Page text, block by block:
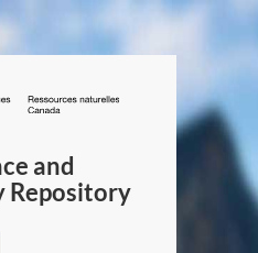
/
Canada
and
Repository